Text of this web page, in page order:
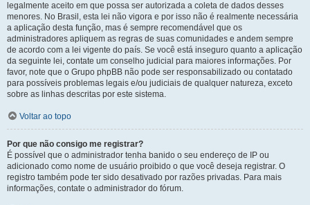
legalmente aceito em que possa ser autorizada a coleta de dados desses
menores. No Brasil, esta lei não vigora e por isso não é realmente necessária
a aplicação desta função, mas é sempre recomendável que os
administradores apliquem as regras de suas comunidades e andem sempre
de acordo com a lei vigente do país. Se você está inseguro quanto a aplicação
da seguinte lei, contate um conselho judicial para maiores informações. Por
favor, note que o Grupo phpBB não pode ser responsabilizado ou contatado
para possíveis problemas legais e/ou judiciais de qualquer natureza, exceto
sobre as linhas descritas por este sistema.
Voltar ao topo
Por que não consigo me registrar?
É possível que o administrador tenha banido o seu endereço de IP ou
adicionado como nome de usuário proibido o que você deseja registrar. O
registro também pode ter sido desativado por razões privadas. Para mais
informações, contate o administrador do fórum.